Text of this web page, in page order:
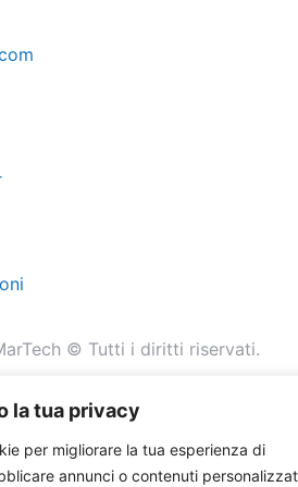
la tua privacy
per migliorare la tua esperienza di
annunci o contenuti
© Tutti i diritti riservati.